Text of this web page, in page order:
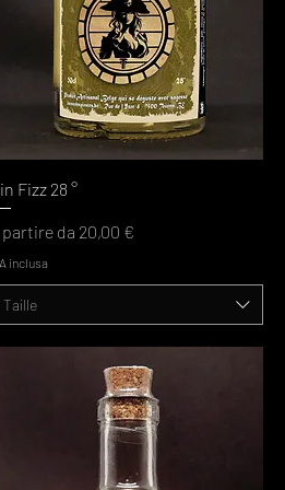
Fizz 28 °
partire da 20,00 €
scontato
inclusa
Taille